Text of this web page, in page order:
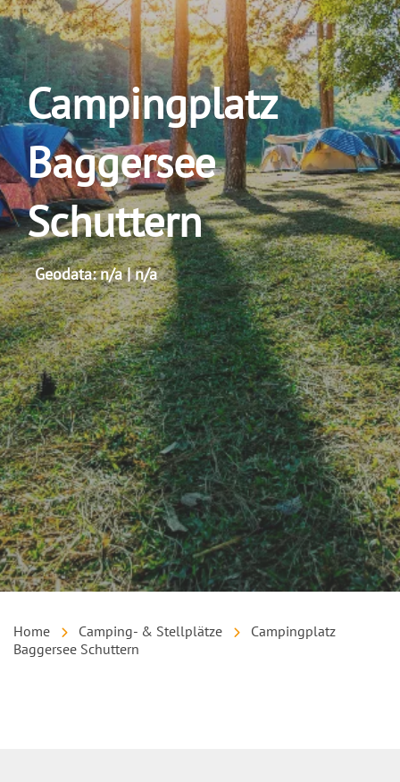
Campingplatz
Baggersee
Schuttern
Geodata: n/a | n/a
Home Camping- & Stellplätze
Campingplatz
Baggersee Schuttern